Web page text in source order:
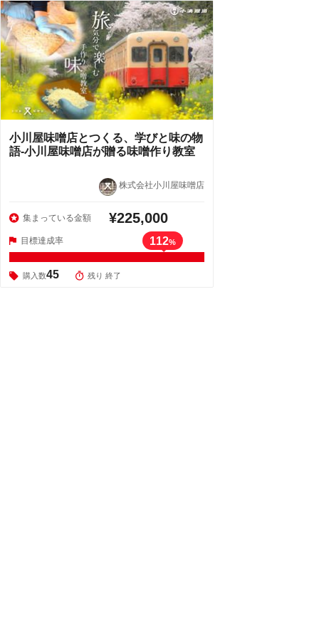
小川屋味噌店とつくる、学びと味の物
語‐小川屋味噌店が贈る味噌作り教室
株式会社小川屋味噌店
集まっている金額 ¥225,000
目標達成率 112%
購入数45 残り 終了